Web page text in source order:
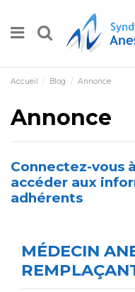
Accueil Blog Annonce
Annonce
Connectez-vous
accéder aux
adhérents
MÉDECIN